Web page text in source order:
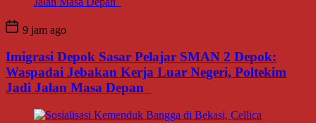
9 jam ago
Imigrasi Depok Sasar Pelajar SMAN 2 Depok:
Waspadai Jebakan Kerja Luar Negeri, Poltekim
Jadi Jalan Masa Depan